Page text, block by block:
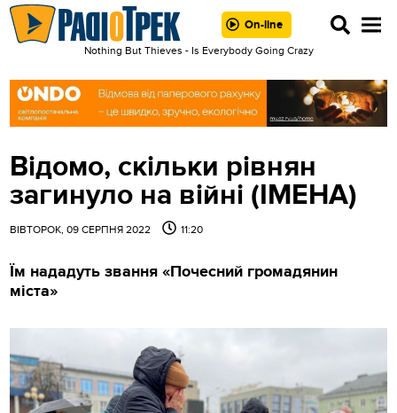
On-line
Nothing But Thieves - Is Everybody Going Crazy
Відомо, скільки рівнян
загинуло на війні (ІМЕНА)
ВІВТОРОК, 09 СЕРПНЯ 2022 11:20
Їм нададуть звання «Почесний громадянин
міста»